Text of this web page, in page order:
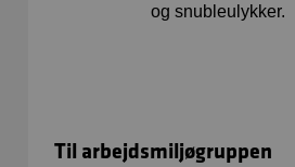
og snubleulykker.
Til arbejdsmiljøgruppen